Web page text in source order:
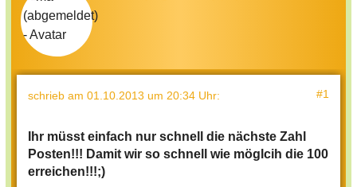
schrieb am 01.10.2013 um 20:34 Uhr: #1
Ihr müsst einfach nur schnell die nächste Zahl
Posten!!! Damit wir so schnell wie möglcih die 100
erreichen!!!;)